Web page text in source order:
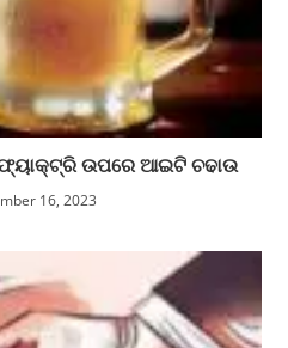
ଉପରେ ଆଇଟି ଚଢାଉ
16, 2023